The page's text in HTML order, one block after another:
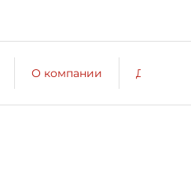
О компании ДП о